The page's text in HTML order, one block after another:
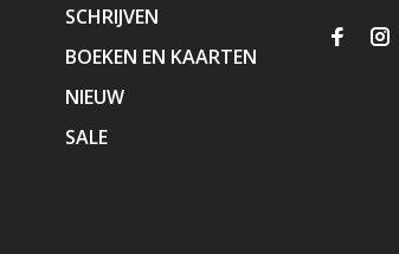
SCHRIJVEN
BOEKEN EN KAARTEN
NIEUW
SALE